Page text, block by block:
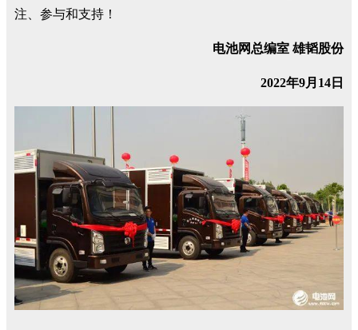
注、参与和支持！
电池网总编室 雄韬股份
2022年9月14日